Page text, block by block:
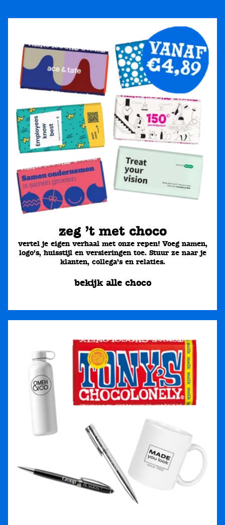
zeg ’t met choco
vertel je eigen verhaal met onze repen! Voeg namen,
logo’s, huisstijl en versieringen toe. Stuur ze naar je
klanten, collega’s en relaties.
bekijk alle choco